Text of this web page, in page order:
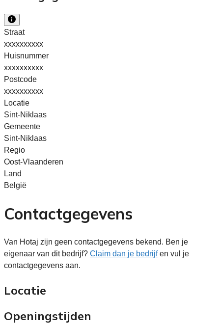
Straat
xxxxxxxxxx
Huisnummer
xxxxxxxxxx
Postcode
xxxxxxxxxx
Locatie
Sint-Niklaas
Gemeente
Sint-Niklaas
Regio
Oost-Vlaanderen
Land
België
Contactgegevens
Van Hotaj zijn geen contactgegevens bekend. Ben je
eigenaar van dit bedrijf? Claim dan je bedrijfen vul je
contactgegevens aan.
Locatie
Openingstijden